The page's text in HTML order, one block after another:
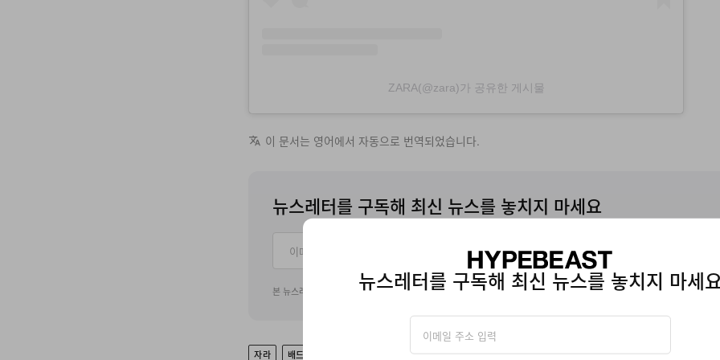
ZARA(@zara)가 공유한 게시물
이 문서는 영어에서 자동으로 번역되었습니다.
뉴스레터를 구독해 최신 뉴스를 놓치지 마세요
본 뉴스레터 구독 신청에 따라 자사의개인정보수집 관련 이용약관 에 동의한 것으로 간주됩니다.
자라 배드 버니 COLLABORATION
뉴스레터를 구독해 최신 뉴스를 놓치지 마세